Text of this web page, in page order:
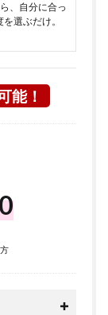
、自分に合っ
選ぶだけ。
能！